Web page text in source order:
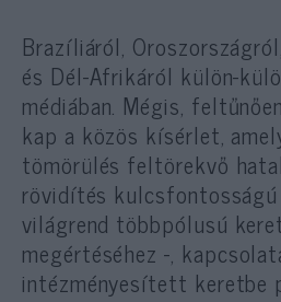
Brazíliáról,
és Dél-Afrikáról külön-
médiában. Mégis,
kap a közös kísérlet,
tömörülés feltörekvő
rövidítés
világrend többpólusú
megértéséhez -,
intézményesített keretbe